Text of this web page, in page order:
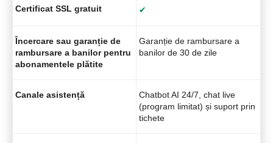
Certificat SSL gratuit ✔
Încercare sau garanție de
rambursare a banilor pentru
abonamentele plătite
Garanție de rambursare a
banilor de 30 de zile
Canale asistență
Chatbot AI 24/7, chat live
(program limitat) și suport prin
tichete